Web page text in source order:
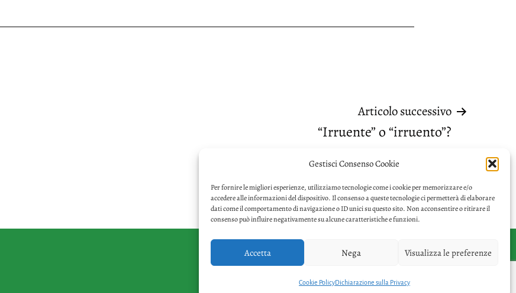
Gestisci Consenso Cookie
Per fornire le migliori esperienze, utilizziamo tecnologie come i cookie per memorizzare e/o
accedere alle informazioni del dispositivo. Il consenso a queste tecnologie ci permetterà di elaborare
dati come il comportamento di navigazione o ID unici su questo sito. Non acconsentire o ritirare il
consenso può influire negativamente su alcune caratteristiche e funzioni.
Accetta Nega Visualizza le preferenze
Cookie PolicyDichiarazione sulla Privacy
Articolo successivo
“Irruente” o “irruento”?